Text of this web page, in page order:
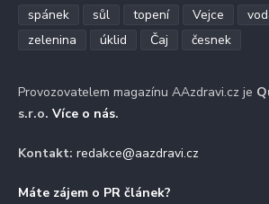
spánek
sůl topení Vejce
zelenina
úklid Čaj česnek
Provozovatelem magazínu AAzdravi.cz je
s.r.o. Více o nás.
Kontakt: redakce@aazdravi.cz
Máte zájem o PR článek?